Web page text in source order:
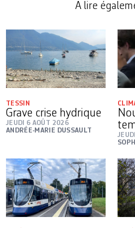
A lire
TESSIN
Grave crise hydrique
JEUDI 6 AOÛT 2026
ANDRÉE-MARIE DUSSAULT